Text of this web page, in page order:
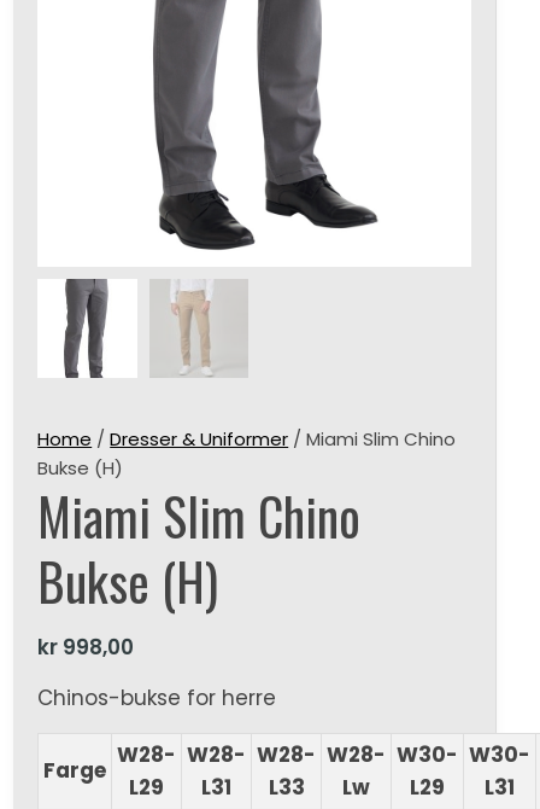
Home /Dresser & Uniformer / Miami Slim Chino
Bukse (H)
Miami Slim Chino
Bukse (H)
kr 998,00
Chinos-bukse for herre
Farge
W28-
L29
W28-
L31
W28-
L33
W28-
Lw
W30-
L29
W30-
L31